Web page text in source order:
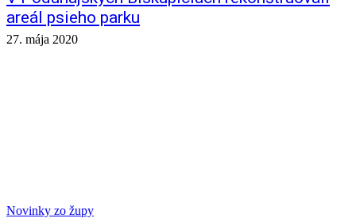
areál psieho parku
27. mája 2020
Novinky zo župy